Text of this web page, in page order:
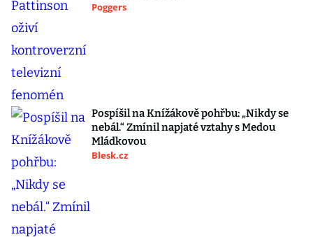
Poggers
Pospíšil na Knížákově pohřbu: „Nikdy se
nebál.“ Zmínil napjaté vztahy s Medou
Mládkovou
Blesk.cz